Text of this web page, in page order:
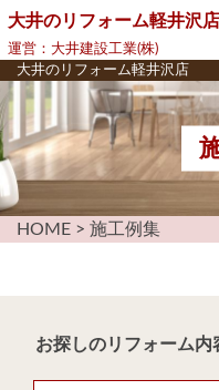
大井のリフォーム軽井沢店
HOME > 施工例集
お探しのリフォーム内
大井のリフォーム軽井沢店
運営：大井建設工業(株)